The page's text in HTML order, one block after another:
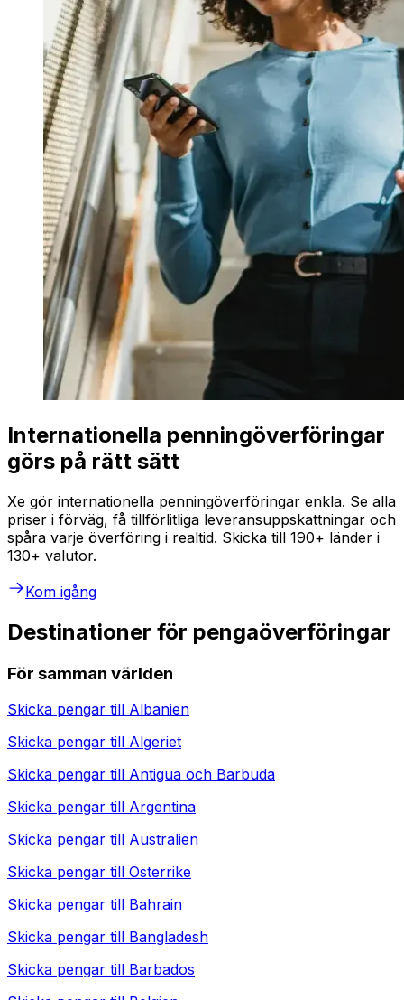
Internationella penningöverföringar
görs på rätt sätt
Xe gör internationella penningöverföringar enkla. Se alla
priser i förväg, få tillförlitliga leveransuppskattningar och
spåra varje överföring i realtid. Skicka till 190+ länder i
130+ valutor.
Kom igång
Destinationer för pengaöverföringar
För samman världen
Skicka pengar till Albanien
Skicka pengar till Algeriet
Skicka pengar till Antigua och Barbuda
Skicka pengar till Argentina
Skicka pengar till Australien
Skicka pengar till Österrike
Skicka pengar till Bahrain
Skicka pengar till Bangladesh
Skicka pengar till Barbados